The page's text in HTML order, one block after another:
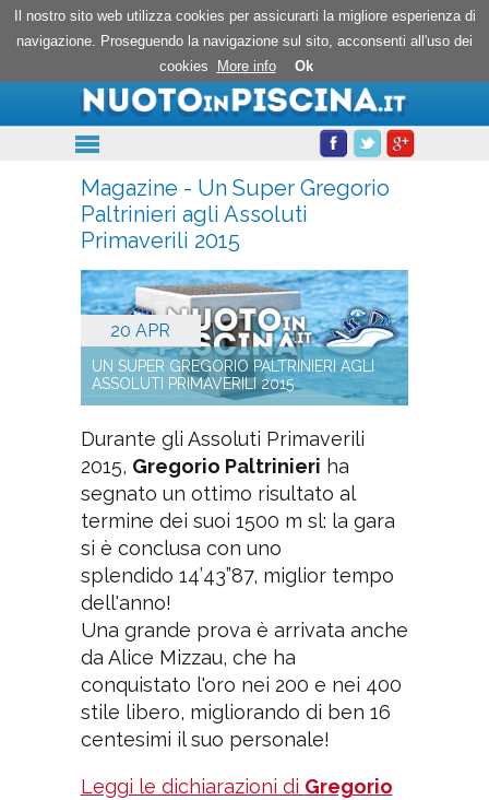
Nuoto in piscina
Magazine - Un Super Gregorio
Paltrinieri agli Assoluti
Primaverili 2015
20 APR
UN SUPER GREGORIO PALTRINIERI AGLI
ASSOLUTI PRIMAVERILI 2015
Durante gli Assoluti Primaverili
2015, Gregorio Paltrinieri ha
segnato un ottimo risultato al
termine dei suoi 1500 m sl: la gara
si è conclusa con uno
splendido 14’43”87, miglior tempo
dell'anno!
Una grande prova è arrivata anche
da Alice Mizzau, che ha
conquistato l'oro nei 200 e nei 400
stile libero, migliorando di ben 16
centesimi il suo personale!
Leggi le dichiarazioni di Gregorio
Il nostro sito web utilizza cookies per assicurarti la migliore esperienza di
navigazione. Proseguendo la navigazione sul sito, acconsenti all'uso dei
cookies
More info Ok